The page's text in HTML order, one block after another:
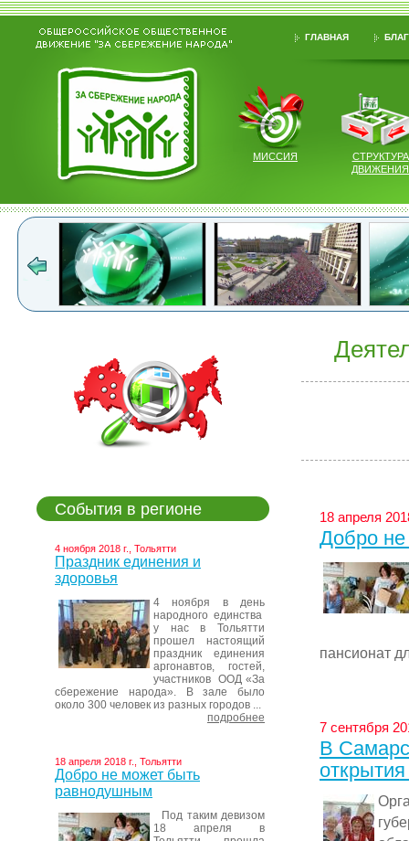
ГЛАВНАЯ
МИССИЯ
СТРУКТУРА
ДВИЖЕНИЯ
События в регионе
4 ноября 2018 г., Тольятти
Праздник единения и
здоровья
4 ноября в день
народного единства
у нас в Тольятти
прошел настоящий
праздник единения
аргонавтов, гостей,
участников ООД «За
сбережение народа». В зале было
около 300 человек из разных городов ...
подробнее
18 апреля 2018 г., Тольятти
Добро не может быть
равнодушным
Под таким девизом
18 апреля в
18 апреля
Добро
пансионат
7 сентября
В